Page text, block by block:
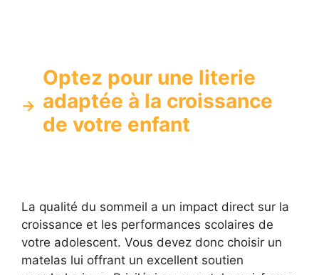
Optez pour une literie
adaptée à la croissance
de votre enfant
La qualité du sommeil a un impact direct sur la
croissance et les performances scolaires de
votre adolescent. Vous devez donc choisir un
matelas lui offrant un excellent soutien